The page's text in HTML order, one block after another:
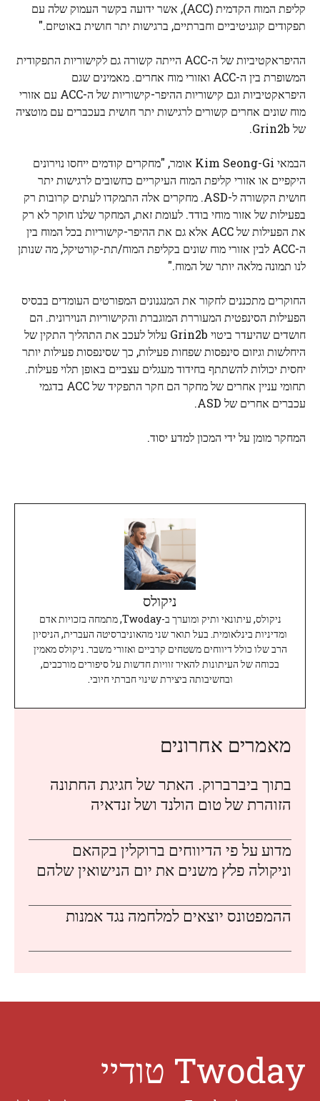
קליפת המוח הקדמית (ACC), אשר ידועה בקשר העמוק שלה עם
תפקודים קוגניטיביים וחברתיים, ברגישות יתר חושית באוטיזם."
ההיפראקטיביות של ה-ACC הייתה קשורה גם לקישוריות התפקודית
המשופרת בין ה-ACC ואזורי מוח אחרים. מאמינים שגם
היפראקטיביות וגם קישוריות ההיפר-קישוריות של ה-ACC עם אזורי
מוח שונים אחרים קשורים לרגישות יתר חושית בעכברים עם מוטציה
של Grin2b.
הבמאי Kim Seong-Gi אומר, "מחקרים קודמים ייחסו נוירונים
היקפיים או אזורי קליפת המוח העיקריים כחשובים לרגישות יתר
חושית הקשורה ל-ASD. מחקרים אלה התמקדו לעתים קרובות רק
בפעילות של אזור מוחי בודד. לעומת זאת, המחקר שלנו חוקר לא רק
את הפעילות של ACC אלא גם את ההיפר-קישוריות בכל המוח בין
ה-ACC לבין אזורי מוח שונים בקליפת המוח/תת-קורטיקל, מה שנותן
לנו תמונה מלאה יותר של המוח."
החוקרים מתכננים לחקור את המנגנונים המפורטים העומדים בבסיס
הפעילות הסינפטית המעוררת המוגברת והקישוריות הנוירונית. הם
חושדים שהיעדר ביטוי Grin2b עלול לעכב את התהליך התקין של
היחלשות וגיזום סינפסות שפחות פעילות, כך שסינפסות פעילות יותר
יחסית יכולות להשתתף בחידוד מעגלים עצביים באופן תלוי פעילות.
תחומי עניין אחרים של מחקר הם חקר התפקיד של ACC בדגמי
עכברים אחרים של ASD.
המחקר מומן על ידי המכון למדע יסוד.
ניקולס
ניקולס, עיתונאי ותיק ומוערך ב-Twoday, מתמחה בזכויות אדם
ומדיניות בינלאומית. בעל תואר שני מהאוניברסיטה העברית, הניסיון
הרב שלו כולל דיווחים משטחים קרביים ואזורי משבר. ניקולס מאמין
בכוחה של העיתונות להאיר זוויות חדשות על סיפורים מורכבים,
ובחשיבותה ביצירת שינוי חברתי חיובי.
מאמרים אחרונים
בתוך ביברברוק. האתר של חגיגת החתונה
הזוהרת של טום הולנד ושל זנדאיה
מדוע על פי הדיווחים ברוקלין בקהאם
וניקולה פלץ משנים את יום הנישואין שלהם
ההמפטונס יוצאים למלחמה נגד אמנות
Twoday טודיי